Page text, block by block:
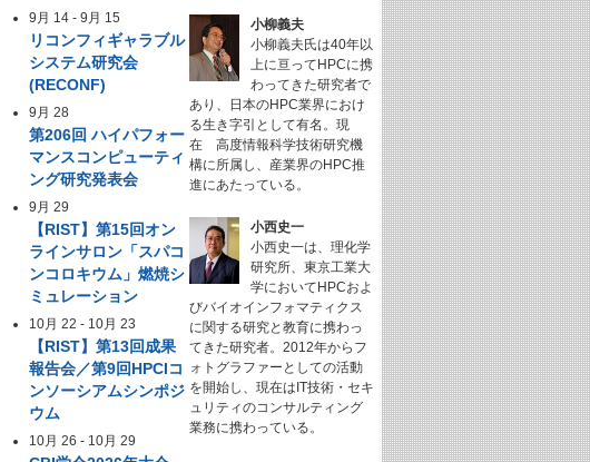
9月 14 -9月 15
リコンフィギャラブル
システム研究会
(RECONF)
9月 28
第206回 ハイパフォー
マンスコンピューティ
ング研究発表会
9月 29
【RIST】第15回オン
ラインサロン「スパコ
ンコロキウム」燃焼シ
ミュレーション
10月 22 - 10月 23
【RIST】第13回成果
報告会／第9回HPCIコ
ンソーシアムシンポジ
ウム
10月 26 - 10月 29
小柳義夫
小柳義夫氏は40年以
上に亘ってHPCに携
わってきた研究者で
あり、日本のHPC業界におけ
る生き字引として有名。現
在 高度情報科学技術研究機
構に所属し、産業界のHPC推
進にあたっている。
小西史一
小西史一は、理化学
研究所、東京工業大
学においてHPCおよ
びバイオインフォマティクス
に関する研究と教育に携わっ
てきた研究者。2012年からフ
ォトグラファーとしての活動
を開始し、現在はIT技術・セキ
ュリティのコンサルティング
業務に携わっている。